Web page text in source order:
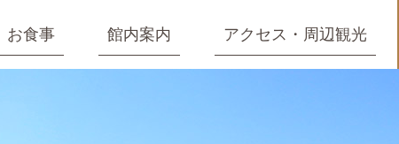
お食事 館内案内 アクセス・周辺観光